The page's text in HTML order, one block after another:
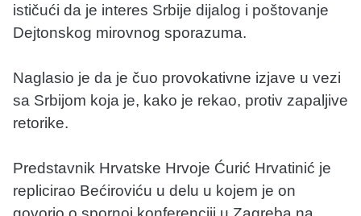
ističući da je interes Srbije dijalog i poštovanje
Dejtonskog mirovnog sporazuma.
Naglasio je da je čuo provokativne izjave u vezi
sa Srbijom koja je, kako je rekao, protiv zapaljive
retorike.
Predstavnik Hrvatske Hrvoje Ćurić Hrvatinić je
replicirao Bećiroviću u delu u kojem je on